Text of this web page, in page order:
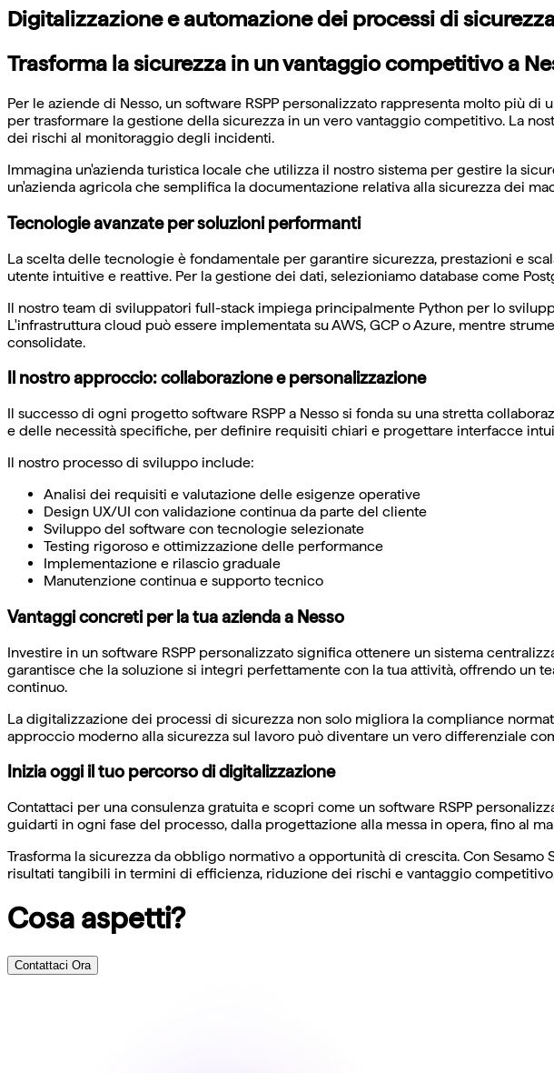
Digitalizzazione e automazione dei processi di
Trasforma la sicurezza in un vantaggio competitivo a
Per le aziende di Nesso, un software RSPP personalizzato rappresenta molto più
per trasformare la gestione della sicurezza in un vero vantaggio competitivo. La
dei rischi al monitoraggio degli incidenti.
Immagina un'azienda turistica locale che utilizza il nostro sistema per gestire la
un'azienda agricola che semplifica la documentazione relativa alla sicurezza dei
Tecnologie avanzate per soluzioni performanti
La scelta delle tecnologie è fondamentale per garantire sicurezza, prestazioni e
utente intuitive e reattive. Per la gestione dei dati, selezioniamo database come
Il nostro team di sviluppatori full-stack impiega principalmente Python per lo
L'infrastruttura cloud può essere implementata su AWS, GCP o Azure, mentre
consolidate.
Il nostro approccio: collaborazione e personalizzazione
Il successo di ogni progetto software RSPP a Nesso si fonda su una stretta
e delle necessità specifiche, per definire requisiti chiari e progettare interfacce
Il nostro processo di sviluppo include:
Analisi dei requisiti e valutazione delle esigenze operative
Design UX/UI con validazione continua da parte del cliente
Sviluppo del software con tecnologie selezionate
Testing rigoroso e ottimizzazione delle performance
Implementazione e rilascio graduale
Manutenzione continua e supporto tecnico
Vantaggi concreti per la tua azienda a Nesso
Investire in un software RSPP personalizzato significa ottenere un sistema
garantisce che la soluzione si integri perfettamente con la tua attività, offrendo un
continuo.
La digitalizzazione dei processi di sicurezza non solo migliora la compliance
approccio moderno alla sicurezza sul lavoro può diventare un vero differenziale
Inizia oggi il tuo percorso di digitalizzazione
Contattaci per una consulenza gratuita e scopri come un software RSPP
guidarti in ogni fase del processo, dalla progettazione alla messa in opera, fino al
Trasforma la sicurezza da obbligo normativo a opportunità di crescita. Con
risultati tangibili in termini di efficienza, riduzione dei rischi e vantaggio
Cosa aspetti?
Contattaci Ora